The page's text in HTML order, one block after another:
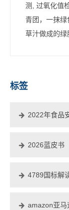
测, 过氧化值
青团，一抹
草汁做成的绿
标签
2022年食品
2026蓝皮书
4789国标解
amazon亚马